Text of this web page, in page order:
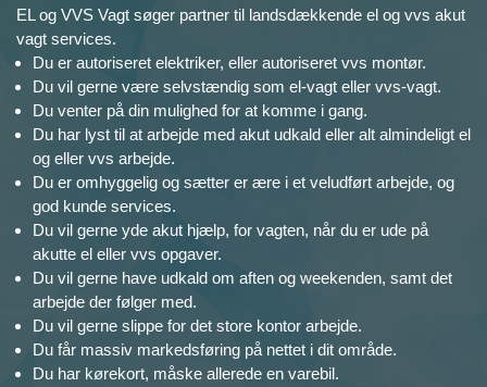
EL og VVS Vagt søger partner til landsdækkende el og vvs akut
vagt services.
Du er autoriseret elektriker, eller autoriseret vvs montør.
Du vil gerne være selvstændig som el-vagt eller vvs-vagt.
Du venter på din mulighed for at komme i gang.
Du har lyst til at arbejde med akut udkald eller alt almindeligt el
og eller vvs arbejde.
Du er omhyggelig og sætter er ære i et veludført arbejde, og
god kunde services.
Du vil gerne yde akut hjælp, for vagten, når du er ude på
akutte el eller vvs opgaver.
Du vil gerne have udkald om aften og weekenden, samt det
arbejde der følger med.
Du vil gerne slippe for det store kontor arbejde.
Du får massiv markedsføring på nettet i dit område.
Du har kørekort, måske allerede en varebil.